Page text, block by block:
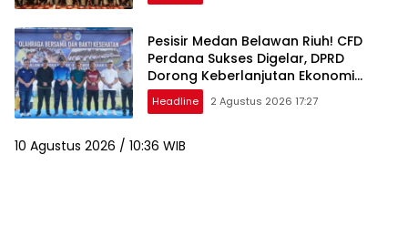
Pesisir Medan Belawan Riuh! CFD
Perdana Sukses Digelar, DPRD
Dorong Keberlanjutan Ekonomi
Warga
Headline 2 Agustus 2026 17:27
10 Agustus 2026 / 10:36 WIB